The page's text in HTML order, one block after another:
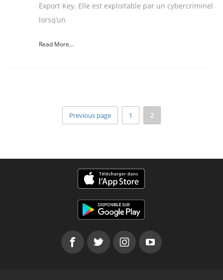
Export Key. Elle est exploitable par un cybercriminel
lorsq’un
Read More...
Previous page 1 2